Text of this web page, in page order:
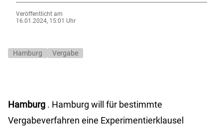
Veröffentlicht am
16.01.2024, 15:01 Uhr
Hamburg Vergabe
Hamburg . Hamburg will für bestimmte
Vergabeverfahren eine Experimentierklausel